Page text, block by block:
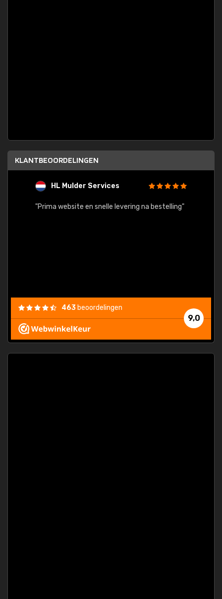
KLANTBEOORDELINGEN
HL Mulder Services
"Prima website en snelle levering na bestelling"
9,0
463 beoordelingen